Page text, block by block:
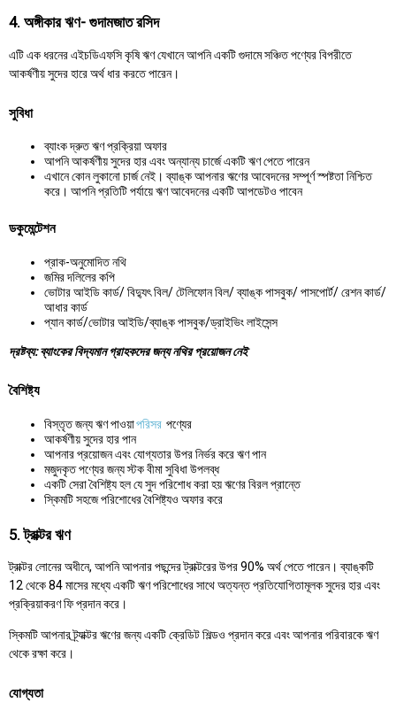
4. অঙ্গীকার ঋণ- গুদামজাত রসিদ
এটি এক ধরনের এইচডিএফসি কৃষি ঋণ যেখানে আপনি একটি গুদামে সঞ্চিত পণ্যের বিপরীতে
আকর্ষণীয় সুদের হারে অর্থ ধার করতে পারেন।
সুবিধা
ব্যাংক দ্রুত ঋণ প্রক্রিয়া অফার
আপনি আকর্ষণীয় সুদের হার এবং অন্যান্য চার্জে একটি ঋণ পেতে পারেন
এখানে কোন লুকানো চার্জ নেই। ব্যাঙ্ক আপনার ঋণের আবেদনের সম্পূর্ণ স্পষ্টতা নিশ্চিত
করে। আপনি প্রতিটি পর্যায়ে ঋণ আবেদনের একটি আপডেটও পাবেন
ডকুমেন্টেশন
প্রাক-অনুমোদিত নথি
জমির দলিলের কপি
ভোটার আইডি কার্ড/ বিদ্যুৎ বিল/ টেলিফোন বিল/ ব্যাঙ্ক পাসবুক/ পাসপোর্ট/ রেশন কার্ড/
আধার কার্ড
প্যান কার্ড/ভোটার আইডি/ব্যাঙ্ক পাসবুক/ড্রাইভিং লাইসেন্স
দ্রষ্টব্য: ব্যাংকের বিদ্যমান গ্রাহকদের জন্য নথির প্রয়োজন নেই
বৈশিষ্ট্য
বিস্তৃত জন্য ঋণ পাওয়াপরিসর পণ্যের
আকর্ষণীয় সুদের হার পান
আপনার প্রয়োজন এবং যোগ্যতার উপর নির্ভর করে ঋণ পান
মজুদকৃত পণ্যের জন্য স্টক বীমা সুবিধা উপলব্ধ
একটি সেরা বৈশিষ্ট্য হল যে সুদ পরিশোধ করা হয় ঋণের বিরল প্রান্তে
স্কিমটি সহজে পরিশোধের বৈশিষ্ট্যও অফার করে
5. ট্রাক্টর ঋণ
ট্রাক্টর লোনের অধীনে, আপনি আপনার পছন্দের ট্রাক্টরের উপর 90% অর্থ পেতে পারেন। ব্যাঙ্কটি
12 থেকে 84 মাসের মধ্যে একটি ঋণ পরিশোধের সাথে অত্যন্ত প্রতিযোগিতামূলক সুদের হার এবং
প্রক্রিয়াকরণ ফি প্রদান করে।
স্কিমটি আপনার ট্র্যাক্টর ঋণের জন্য একটি ক্রেডিট শিল্ডও প্রদান করে এবং আপনার পরিবারকে ঋণ
থেকে রক্ষা করে।
যোগ্যতা